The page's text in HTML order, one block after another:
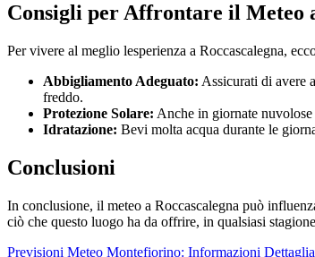
Consigli per Affrontare il Meteo
Per vivere al meglio lesperienza a Roccascalegna,
Abbigliamento Adeguato: Assicurati di avere
freddo.
Protezione Solare: Anche in giornate
Idratazione: Bevi molta acqua durante le
Conclusioni
In conclusione, il meteo a Roccascalegna può
ciò che questo luogo ha da offrire, in qualsiasi
Previsioni Meteo Montefiorino: Informazioni